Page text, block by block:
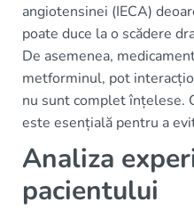
angiotensinei (IECA)
poate duce la o scădere
De asemenea,
metforminul, pot
nu sunt complet înțelese.
este esențială pentru a
Analiza
pacientului